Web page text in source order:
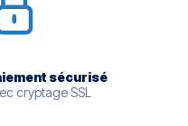
sécurisé
cryptage SSL